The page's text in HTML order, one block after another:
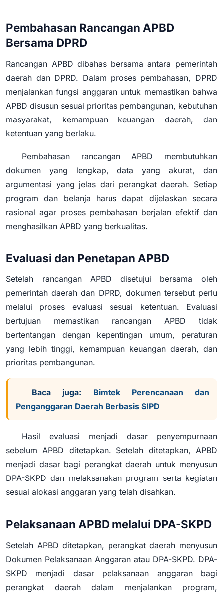
Pembahasan Rancangan APBD
Bersama DPRD
Rancangan APBD dibahas bersama antara pemerintah
daerah dan DPRD. Dalam proses pembahasan, DPRD
menjalankan fungsi anggaran untuk memastikan bahwa
APBD disusun sesuai prioritas pembangunan, kebutuhan
masyarakat, kemampuan keuangan daerah, dan
ketentuan yang berlaku.
Pembahasan rancangan APBD membutuhkan
dokumen yang lengkap, data yang akurat, dan
argumentasi yang jelas dari perangkat daerah. Setiap
program dan belanja harus dapat dijelaskan secara
rasional agar proses pembahasan berjalan efektif dan
menghasilkan APBD yang berkualitas.
Evaluasi dan Penetapan APBD
Setelah rancangan APBD disetujui bersama oleh
pemerintah daerah dan DPRD, dokumen tersebut perlu
melalui proses evaluasi sesuai ketentuan. Evaluasi
bertujuan memastikan rancangan APBD tidak
bertentangan dengan kepentingan umum, peraturan
yang lebih tinggi, kemampuan keuangan daerah, dan
prioritas pembangunan.
Baca juga:
Bimtek Perencanaan dan
Penganggaran Daerah Berbasis SIPD
Hasil evaluasi menjadi dasar penyempurnaan
sebelum APBD ditetapkan. Setelah ditetapkan, APBD
menjadi dasar bagi perangkat daerah untuk menyusun
DPA-SKPD dan melaksanakan program serta kegiatan
sesuai alokasi anggaran yang telah disahkan.
Pelaksanaan APBD melalui DPA-SKPD
Setelah APBD ditetapkan, perangkat daerah menyusun
Dokumen Pelaksanaan Anggaran atau DPA-SKPD. DPA-
SKPD menjadi dasar pelaksanaan anggaran bagi
perangkat daerah dalam menjalankan program,